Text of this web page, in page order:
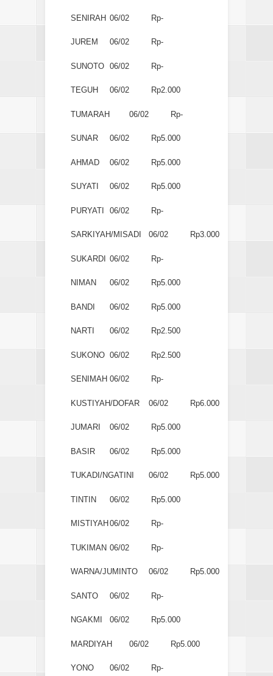
SENIRAH 06/02 Rp-
JUREM 06/02 Rp-
SUNOTO 06/02 Rp-
TEGUH 06/02 Rp2.000
TUMARAH 06/02 Rp-
SUNAR 06/02 Rp5.000
AHMAD 06/02 Rp5.000
SUYATI 06/02 Rp5.000
PURYATI 06/02 Rp-
SARKIYAH/MISADI 06/02 Rp3.000
SUKARDI 06/02 Rp-
NIMAN 06/02 Rp5.000
BANDI 06/02 Rp5.000
NARTI 06/02 Rp2.500
SUKONO 06/02 Rp2.500
SENIMAH 06/02 Rp-
KUSTIYAH/DOFAR 06/02 Rp6.000
JUMARI 06/02 Rp5.000
BASIR 06/02 Rp5.000
TUKADI/NGATINI 06/02 Rp5.000
TINTIN 06/02 Rp5.000
MISTIYAH 06/02 Rp-
TUKIMAN 06/02 Rp-
WARNA/JUMINTO 06/02 Rp5.000
SANTO 06/02 Rp-
NGAKMI 06/02 Rp5.000
MARDIYAH 06/02 Rp5.000
YONO 06/02 Rp-